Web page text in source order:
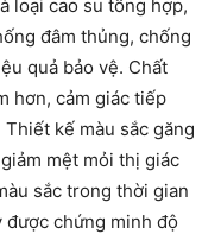
loại cao su tổng hợp,
đâm thủng, chống
quả bảo vệ. Chất
hơn, cảm giác tiếp
kế màu sắc găng
mệt mỏi thị giác
sắc trong thời gian
được chứng minh độ